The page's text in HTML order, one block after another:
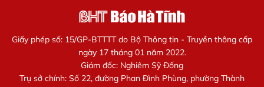
Giấy phép số: 15/GP-BTTTT do Bộ Thông tin - Truyền thông cấp
ngày 17 tháng 01 năm 2022.
Giám đốc: Nghiêm Sỹ Đống
Trụ sở chính: Số 22, đường Phan Đình Phùng, phường Thành